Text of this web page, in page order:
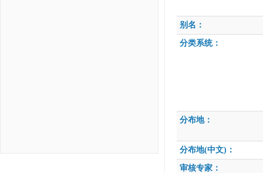
别名：
分类系统：
分布地：
分布地(中文)：
审核专家：